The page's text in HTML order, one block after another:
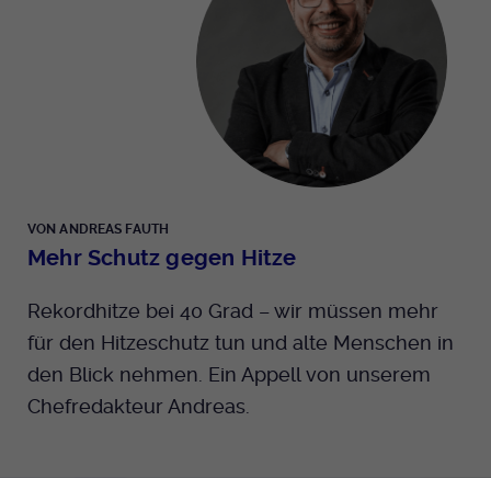
VON ANDREAS FAUTH
Mehr Schutz gegen Hitze
Rekordhitze bei 40 Grad – wir müssen mehr
für den Hitzeschutz tun und alte Menschen in
den Blick nehmen. Ein Appell von unserem
Chefredakteur Andreas.
Bei Ausahl nur essentieller Cookies wird
dieser Cookie am Ende der Sitzung
gelöscht. Ansonsten 1 Monat.
Zweck
Dient zur Speicherung der Cookie Opt-In
nach dem Namen gibt lediglich eine
Versionsnummer an.